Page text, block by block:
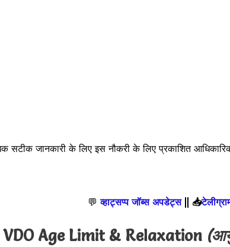
सटीक जानकारी के लिए इस नौकरी के लिए प्रकाशित
💬 व्हाट्सप्प जॉब्स अपडेट्स|| 📥
Age Limit & Relaxation